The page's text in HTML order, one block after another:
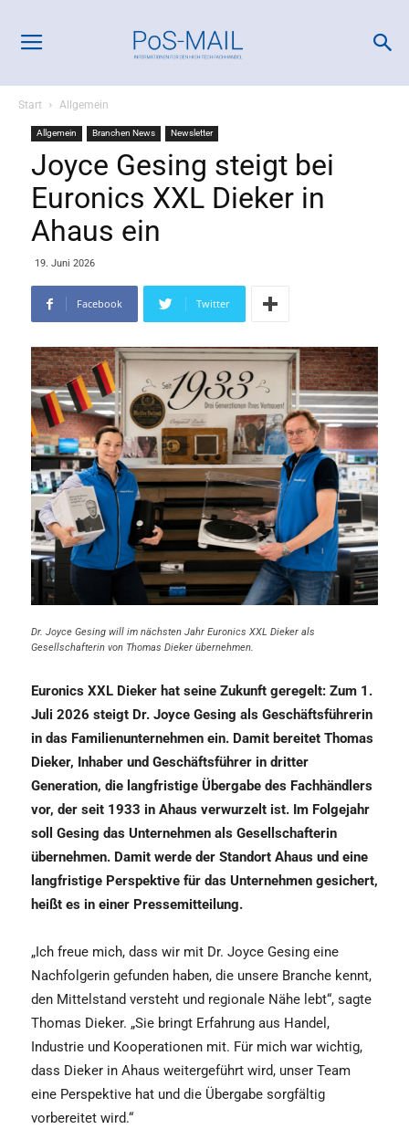
Start Allgemein
Allgemein Branchen News Newsletter
Joyce Gesing steigt bei
Euronics XXL Dieker in
Ahaus ein
19. Juni 2026
Facebook Twitter
Dr. Joyce Gesing will im nächsten Jahr Euronics XXL Dieker als
Gesellschafterin von Thomas Dieker übernehmen.
Euronics XXL Dieker hat seine Zukunft geregelt: Zum 1.
Juli 2026 steigt Dr. Joyce Gesing als Geschäftsführerin
in das Familienunternehmen ein. Damit bereitet Thomas
Dieker, Inhaber und Geschäftsführer in dritter
Generation, die langfristige Übergabe des Fachhändlers
vor, der seit 1933 in Ahaus verwurzelt ist. Im Folgejahr
soll Gesing das Unternehmen als Gesellschafterin
übernehmen. Damit werde der Standort Ahaus und eine
langfristige Perspektive für das Unternehmen gesichert,
heißt es in einer Pressemitteilung.
„Ich freue mich, dass wir mit Dr. Joyce Gesing eine
Nachfolgerin gefunden haben, die unsere Branche kennt,
den Mittelstand versteht und regionale Nähe lebt“, sagte
Thomas Dieker. „Sie bringt Erfahrung aus Handel,
Industrie und Kooperationen mit. Für mich war wichtig,
dass Dieker in Ahaus weitergeführt wird, unser Team
eine Perspektive hat und die Übergabe sorgfältig
vorbereitet wird.“